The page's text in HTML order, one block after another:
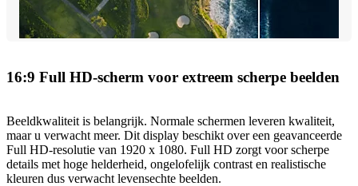
16:9 Full HD-scherm voor extreem scherpe beelden
Beeldkwaliteit is belangrijk. Normale schermen leveren kwaliteit,
maar u verwacht meer. Dit display beschikt over een geavanceerde
Full HD-resolutie van 1920 x 1080. Full HD zorgt voor scherpe
details met hoge helderheid, ongelofelijk contrast en realistische
kleuren dus verwacht levensechte beelden.